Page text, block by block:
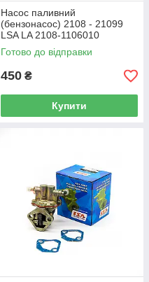
Насос паливний
(бензонасос) 2108 - 21099
LSA LA 2108-1106010
Готово до відправки
450 ₴
Купити